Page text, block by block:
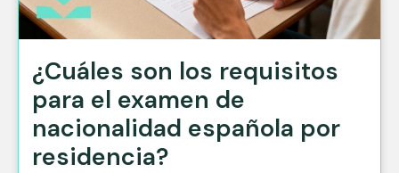
¿Cuáles son los requisitos
para el examen de
nacionalidad española por
residencia?